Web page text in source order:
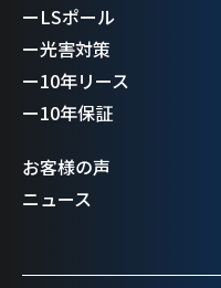
ーLSポール
ー光害対策
ー10年リース
ー10年保証
お客様の声
ニュース